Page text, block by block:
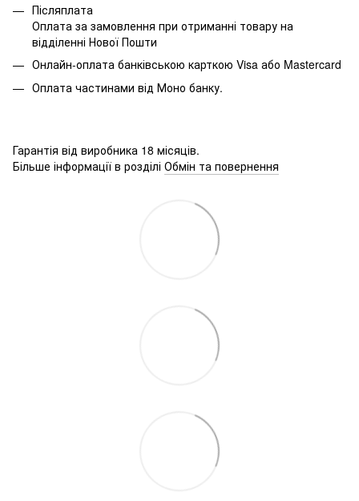
Післяплата
Оплата за замовлення при отриманні товару на
відділенні Нової Пошти
Онлайн-оплата банківською карткою Visa або Mastercard
Оплата частинами від Моно банку.
Гарантія від виробника 18 місяців.
Більше інформації в розділі Обмін та повернення